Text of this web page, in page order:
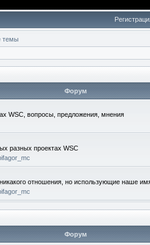
темы
Форум
WSC, вопросы, предложения, мнения
разных проектах WSC
отношения, но использующие наше
Форум